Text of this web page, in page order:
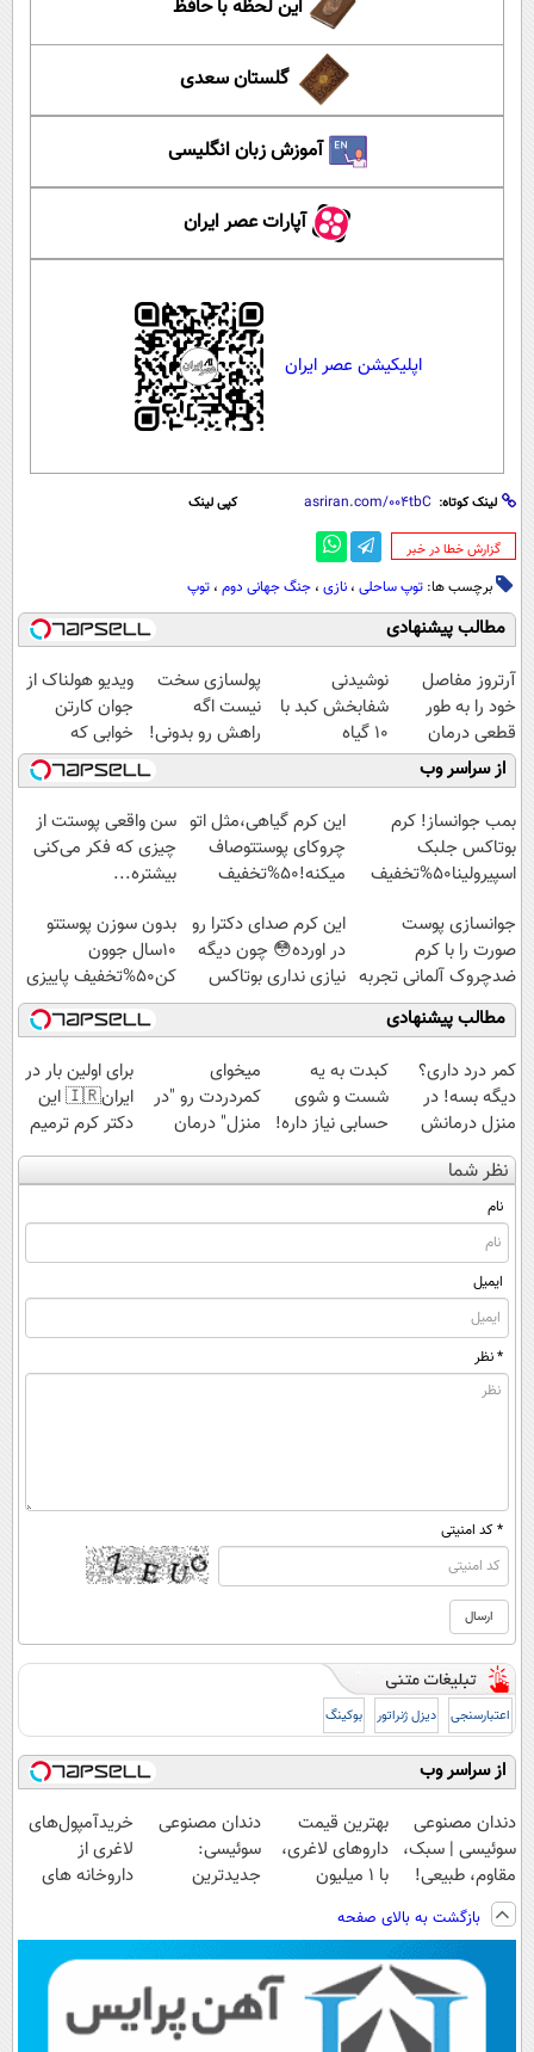
این لحظه با حافظ
گلستان سعدی
آموزش زبان انگلیسی
آپارات عصر ایران
اپلیکیشن عصر ایران
لینک کوتاه: کپی لینک
‌گزارش خطا در خبر
برچسب ها: توپ ساحلی ، نازی ، جنگ جهانی دوم ، توپ
مطالب پیشنهادی
آرتروز مفاصل
خود را به طور
قطعی درمان
کنید!
◗پرسش‌نامه◖
نوشیدنی
شفابخش کبد با
10 گیاه
موثر(تخفیف تا
امشب)
پولسازی سخت
نیست اگه
راهش رو بدونی!
" دوره رایگان "
ویدیو هولناک از
جوان کارتن
خوابی که
میلیاردر شد.
آموزش رایگان
از سراسر وب
بمب جوانساز! کرم
بوتاکس جلبک
اسپیرولینا50%تخفیف
این کرم گیاهی،مثل اتو
چروکای پوستتوصاف
میکنه!50%تخفیف
سن واقعی پوستت از
چیزی که فکر می‌کنی
بیشتره...
جوانسازی پوست
صورت را با کرم
ضدچروک آلمانی تجربه
کنید!
این کرم صدای دکترا رو
در اورده😳 چون دیگه
نیازی نداری بوتاکس
کنی!!!
بدون سوزن پوستتو
10سال جوون
کن50%تخفیف پاییزی
مطالب پیشنهادی
کمر درد داری؟
دیگه بسه! در
منزل درمانش
کن
(◀پرسش‌نامه)
کبدت به یه
شست و شوی
حسابی نیاز داره!
میخوای
کمردردت رو "در
منزل" درمان
کنی؟ (◂فیلم +
◂پرسش‌نامه)
برای اولین بار در
ایران🇮🇷 این
دکتر کرم ترمیم
کننده 23 روزه
ساخت!
نظر شما
نام
ایمیل
* نظر
* کد امنیتی
اعتبارسنجی دیزل ژنراتور بوکینگ
از سراسر وب
دندان مصنوعی
سوئیسی | سبک،
مقاوم، طبیعی!
ویزیت
رایگان+پرداخت
اقساطی😍
بهترین قیمت
داروهای لاغری،
با ۱ میلیون
از داروخانه‌
دندان مصنوعی
سوئیسی:
جدیدترین
پرداخت قسطی
خریدآمپول‌های
لاغری از
داروخانه های
پک یخ!
بازگشت به بالای صفحه